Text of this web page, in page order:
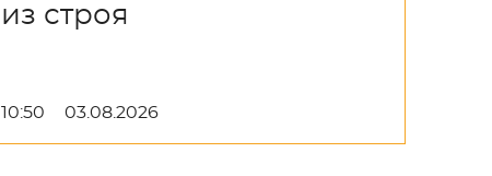
из строя
10:50 03.08.2026